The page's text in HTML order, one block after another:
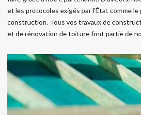
et les protocoles exigés par l’État comme le
construction. Tous vos travaux de
et de rénovation de toiture font partie de